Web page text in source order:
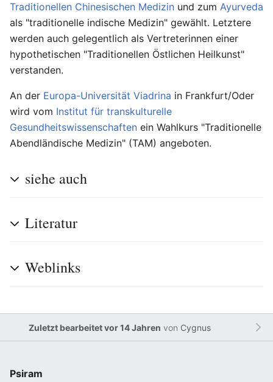
Traditionellen Chinesischen Medizin und zum Ayurveda
als "traditionelle indische Medizin" gewählt. Letztere
werden auch gelegentlich als Vertreterinnen einer
hypothetischen "Traditionellen Östlichen Heilkunst"
verstanden.
An der Europa-Universität Viadrina in Frankfurt/Oder
wird vom Institut für transkulturelle
Gesundheitswissenschaften ein Wahlkurs "Traditionelle
Abendländische Medizin" (TAM) angeboten.
siehe auch
Literatur
Weblinks
Zuletzt bearbeitet vor 14 Jahren von Cygnus
Psiram